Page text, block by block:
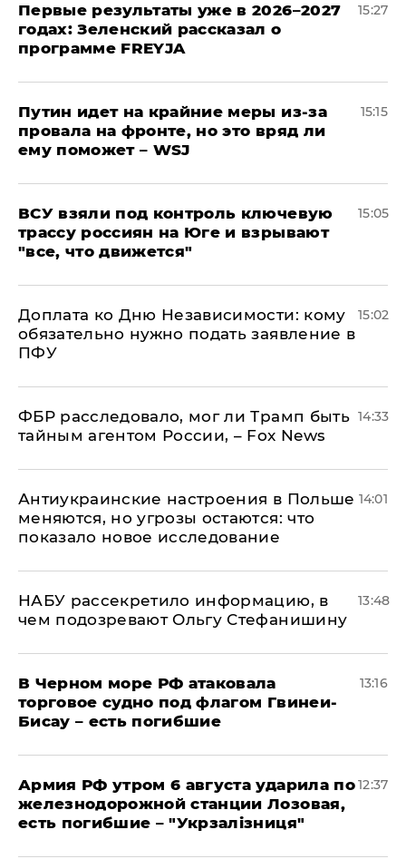
Первые результаты уже в 2026–2027
годах: Зеленский рассказал о
программе FREYJA
15:27
Путин идет на крайние меры из-за
провала на фронте, но это вряд ли
ему поможет – WSJ
15:15
ВСУ взяли под контроль ключевую
трассу россиян на Юге и взрывают
"все, что движется"
15:05
Доплата ко Дню Независимости: кому
обязательно нужно подать заявление в
ПФУ
15:02
ФБР расследовало, мог ли Трамп быть
тайным агентом России, – Fox News
14:33
Антиукраинские настроения в Польше
меняются, но угрозы остаются: что
показало новое исследование
14:01
НАБУ рассекретило информацию, в
чем подозревают Ольгу Стефанишину
13:48
В Черном море РФ атаковала
торговое судно под флагом Гвинеи-
Бисау – есть погибшие
13:16
Армия РФ утром 6 августа ударила по
железнодорожной станции Лозовая,
есть погибшие – "Укрзалізниця"
12:37